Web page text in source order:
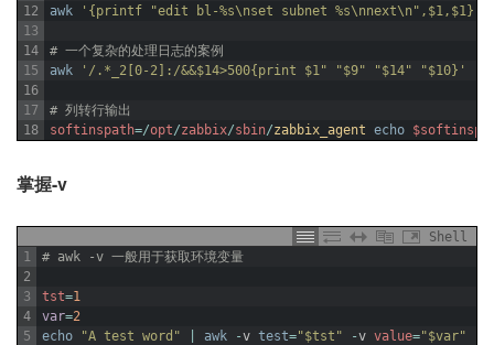
12
13
14
15
16
17
18
awk
'{printf "edit bl-%s\nset subnet %s\nnext\n",$1,$1}'
# 一个复杂的处理日志的案例
awk
'/.*_2[0-2]:/&&$14>500{print $1" "$9" "$14" "$10}'
# 列转行输出
softinspath=/opt/zabbix/sbin/zabbix_agent echo
掌握-v
Shell
1
2
3
4
5
# awk -v 一般用于获取环境变量
tst=1
var=2
echo
"A test word" awk -v test="$tst" -v value="$var"